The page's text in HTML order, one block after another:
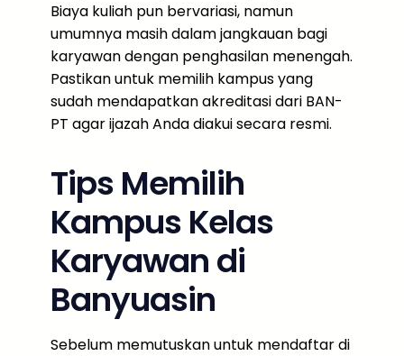
Biaya kuliah pun bervariasi, namun
umumnya masih dalam jangkauan bagi
karyawan dengan penghasilan menengah.
Pastikan untuk memilih kampus yang
sudah mendapatkan akreditasi dari BAN-
PT agar ijazah Anda diakui secara resmi.
Tips Memilih
Kampus Kelas
Karyawan di
Banyuasin
Sebelum memutuskan untuk mendaftar di